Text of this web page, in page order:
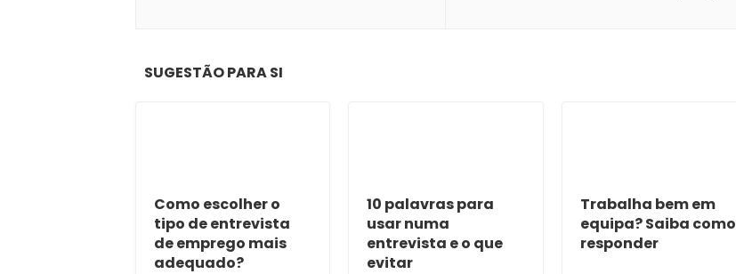
SUGESTÃO PARA SI
Como escolher o
tipo de entrevista
de emprego mais
adequado?
10 palavras para
usar numa
entrevista e o que
evitar
Trabalha bem em
equipa? Saiba como
responder